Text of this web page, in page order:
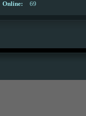
Online: 69